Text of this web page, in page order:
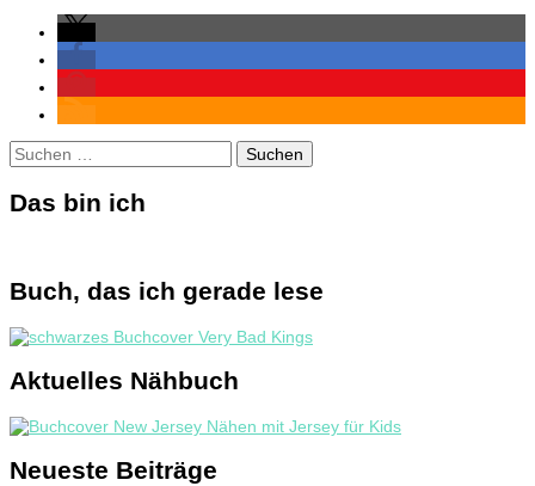
Suchen
nach:
Das bin ich
Buch, das ich gerade lese
Aktuelles Nähbuch
Neueste Beiträge